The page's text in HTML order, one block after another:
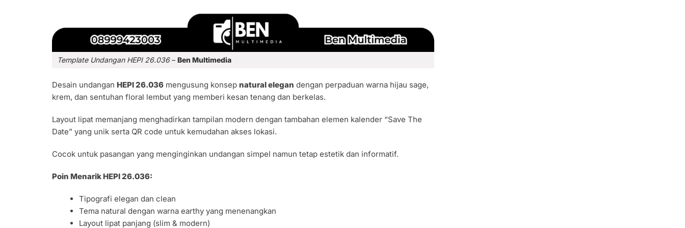
Template Undangan HEPI 26.036– Ben Multimedia
Desain undangan HEPI 26.036 mengusung konsep natural elegan dengan perpaduan warna hijau sage,
krem, dan sentuhan floral lembut yang memberi kesan tenang dan berkelas.
Layout lipat memanjang menghadirkan tampilan modern dengan tambahan elemen kalender “Save The
Date” yang unik serta QR code untuk kemudahan akses lokasi.
Cocok untuk pasangan yang menginginkan undangan simpel namun tetap estetik dan informatif.
Poin MenarikHEPI 26.036:
Tipografi elegan dan clean
Tema natural dengan warna earthy yang menenangkan
Layout lipat panjang (slim & modern)